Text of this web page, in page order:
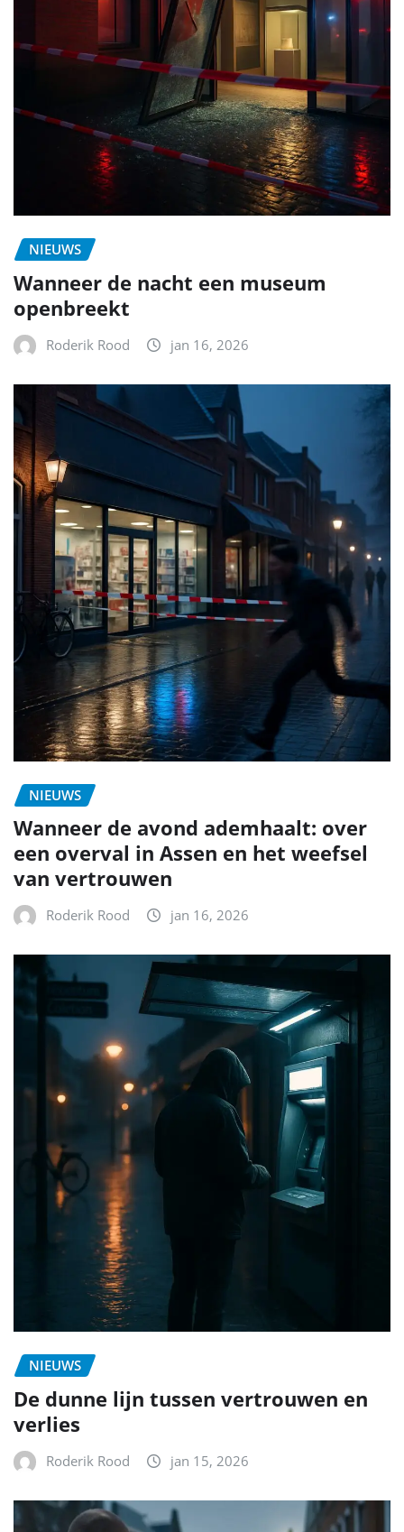
NIEUWS
Wanneer de nacht een museum
openbreekt
Roderik Rood jan 16, 2026
NIEUWS
Wanneer de avond ademhaalt: over
een overval in Assen en het weefsel
van vertrouwen
Roderik Rood jan 16, 2026
NIEUWS
De dunne lijn tussen vertrouwen en
verlies
Roderik Rood jan 15, 2026